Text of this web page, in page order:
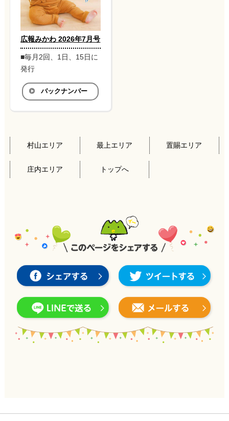
広報みかわ 2026年7月号
■毎月2回、1日、15日に
発行
バックナンバー
村山エリア 最上エリア 置賜エリア
庄内エリア トップへ